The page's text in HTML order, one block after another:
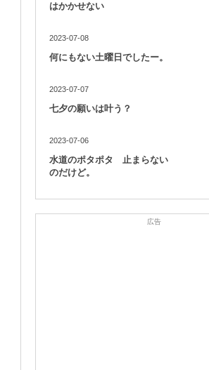
はかかせない
2023-07-08
何にもない土曜日でしたー。
2023-07-07
七夕の願いは叶う？
2023-07-06
水道のポタポタ 止まらない
のだけど。
広告